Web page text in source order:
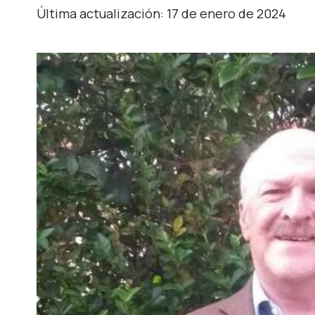
Última actualización: 17 de enero de 2024